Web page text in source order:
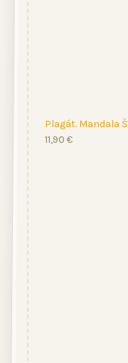
Plagát. Mandala
11,90 €